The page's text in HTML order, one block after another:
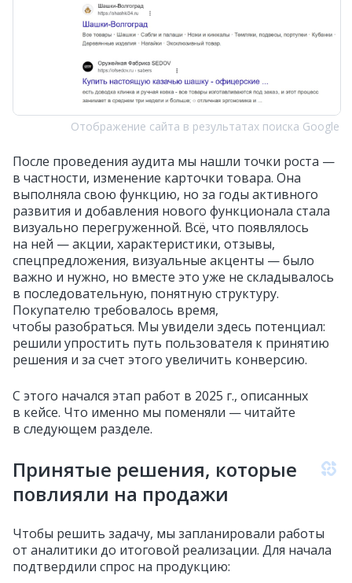
Отображение сайта в результатах поиска Google
После проведения аудита мы нашли точки роста —
в частности, изменение карточки товара. Она
выполняла свою функцию, но за годы активного
развития и добавления нового функционала стала
визуально перегруженной. Всё, что появлялось
на ней — акции, характеристики, отзывы,
спецпредложения, визуальные акценты — было
важно и нужно, но вместе это уже не складывалось
в последовательную, понятную структуру.
Покупателю требовалось время,
чтобы разобраться. Мы увидели здесь потенциал:
решили упростить путь пользователя к принятию
решения и за счет этого увеличить конверсию.
С этого начался этап работ в 2025 г., описанных
в кейсе. Что именно мы поменяли — читайте
в следующем разделе.
Принятые решения, которые
повлияли на продажи
Чтобы решить задачу, мы запланировали работы
от аналитики до итоговой реализации. Для начала
подтвердили спрос на продукцию: